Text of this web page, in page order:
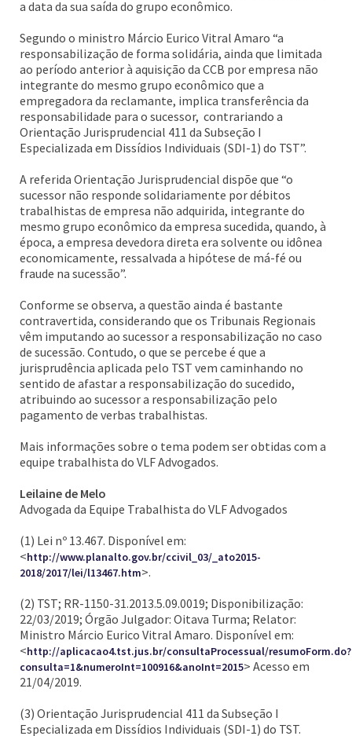
a data da sua saída do grupo econômico.
Segundo o ministro Márcio Eurico Vitral Amaro “a
responsabilização de forma solidária, ainda que limitada
ao período anterior à aquisição da CCB por empresa não
integrante do mesmo grupo econômico que a
empregadora da reclamante, implica transferência da
responsabilidade para o sucessor, contrariando a
Orientação Jurisprudencial 411 da Subseção I
Especializada em Dissídios Individuais (SDI-1) do TST”.
A referida Orientação Jurisprudencial dispõe que “o
sucessor não responde solidariamente por débitos
trabalhistas de empresa não adquirida, integrante do
mesmo grupo econômico da empresa sucedida, quando, à
época, a empresa devedora direta era solvente ou idônea
economicamente, ressalvada a hipótese de má-fé ou
fraude na sucessão”.
Conforme se observa, a questão ainda é bastante
contravertida, considerando que os Tribunais Regionais
vêm imputando ao sucessor a responsabilização no caso
de sucessão. Contudo, o que se percebe é que a
jurisprudência aplicada pelo TST vem caminhando no
sentido de afastar a responsabilização do sucedido,
atribuindo ao sucessor a responsabilização pelo
pagamento de verbas trabalhistas.
Mais informações sobre o tema podem ser obtidas com a
equipe trabalhista do VLF Advogados.
Leilaine de Melo
Advogada da Equipe Trabalhista do VLF Advogados
(1) Lei nº 13.467. Disponível em:
<http://www.planalto.gov.br/ccivil_03/_ato2015-
2018/2017/lei/l13467.htm>.
(2) TST; RR-1150-31.2013.5.09.0019; Disponibilização:
22/03/2019; Órgão Julgador: Oitava Turma; Relator:
Ministro Márcio Eurico Vitral Amaro. Disponível em:
<http://aplicacao4.tst.jus.br/consultaProcessual/resumoForm.do?
consulta=1&numeroInt=100916&anoInt=2015> Acesso em
21/04/2019.
(3) Orientação Jurisprudencial 411 da Subseção I
Especializada em Dissídios Individuais (SDI-1) do TST.